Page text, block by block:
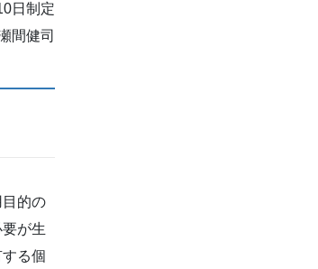
日制定
間健司
的の
が生
る個